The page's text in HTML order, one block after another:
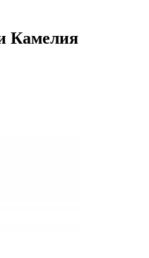
Камелия